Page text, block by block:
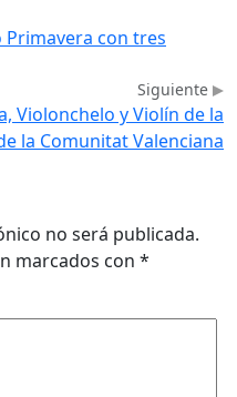
con tres
Siguiente
Violonchelo y Violín de la
la Comunitat Valenciana
no será publicada.
marcados con *